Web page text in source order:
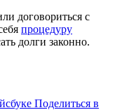
договориться с
процедуру
долги законно.
Поделиться в